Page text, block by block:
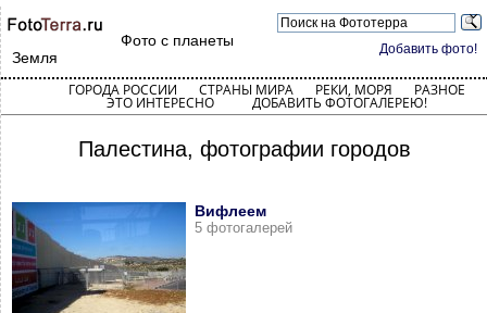
Добавить фото!
Фото с планеты
Земля
ГОРОДА РОССИИ СТРАНЫ МИРА РЕКИ, МОРЯ РАЗНОЕ
ЭТО ИНТЕРЕСНО ДОБАВИТЬ ФОТОГАЛЕРЕЮ!
Палестина, фотографии городов
Вифлеем
5 фотогалерей